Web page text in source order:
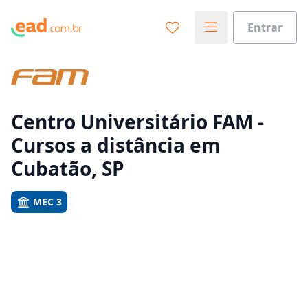
Entrar
Vamos te guiar no caminho ideal para seus estudos
Centro Universitário FAM -
Cursos a distância em
Cubatão, SP
MEC 3